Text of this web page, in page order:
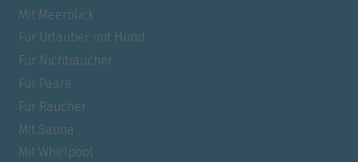
Mit Meerblick
Für Urlauber mit Hund
Für Nichtraucher
Für Paare
Für Raucher
Mit Sauna
Mit Whirlpool